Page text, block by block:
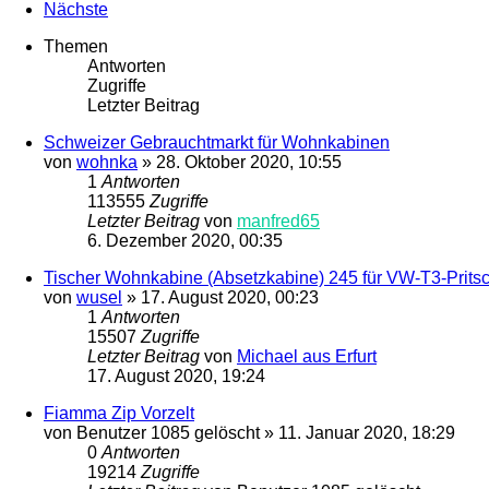
Nächste
Themen
Antworten
Zugriffe
Letzter Beitrag
Schweizer Gebrauchtmarkt für Wohnkabinen
von wohnka » 28. Oktober 2020, 10:55
1 Antworten
113555 Zugriffe
Letzter Beitrag von manfred65
6. Dezember 2020, 00:35
Tischer Wohnkabine (Absetzkabine) 245 für VW-T3-
von wusel » 17. August 2020, 00:23
1 Antworten
15507 Zugriffe
Letzter Beitrag von Michael aus Erfurt
17. August 2020, 19:24
Fiamma Zip Vorzelt
von Benutzer 1085 gelöscht» 11. Januar 2020, 18:29
0 Antworten
19214 Zugriffe